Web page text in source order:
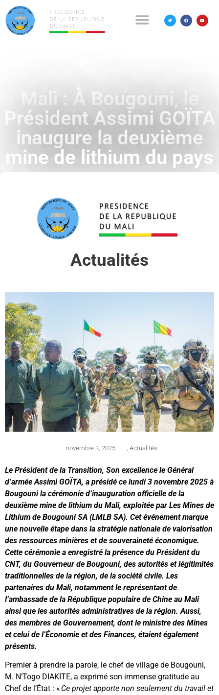
Mali : À Bougouni, le
Président Assimi GOÏTA
inaugure la deuxième
mine de lithium du pays
Actualités
novembre 3, 2025 Actualités
Le Président de la Transition, Son excellence le Général
d’armée Assimi GOÏTA, a présidé ce lundi 3 novembre 2025 à
Bougouni la cérémonie d’inauguration officielle de la
deuxième mine de lithium du Mali, exploitée par Les Mines de
Lithium de Bougouni SA (LMLB SA). Cet événement marque
une nouvelle étape dans la stratégie nationale de valorisation
des ressources minières et de souveraineté économique.
Cette cérémonie a enregistré la présence du Président du
CNT, du Gouverneur de Bougouni, des autorités et légitimités
traditionnelles de la région, de la société civile. Les
partenaires du Mali, notamment le représentant de
l’ambassade de la République populaire de Chine au Mali
ainsi que les autorités administratives de la région. Aussi,
des membres de Gouvernement, dont le ministre des Mines
et celui de l’Économie et des Finances, étaient également
présents.
Premier à prendre la parole, le chef de village de Bougouni,
M. N’Togo DIAKITE, a exprimé son immense gratitude au
Chef de l’État : « Ce projet apporte non seulement du travail et